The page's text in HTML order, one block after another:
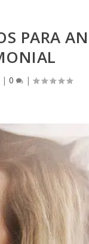
PARA
|0 |